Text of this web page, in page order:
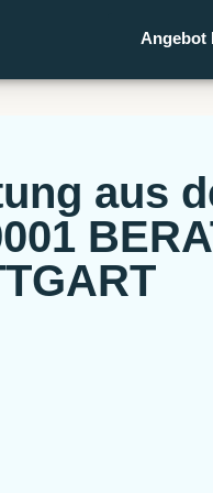
Angebot
aus